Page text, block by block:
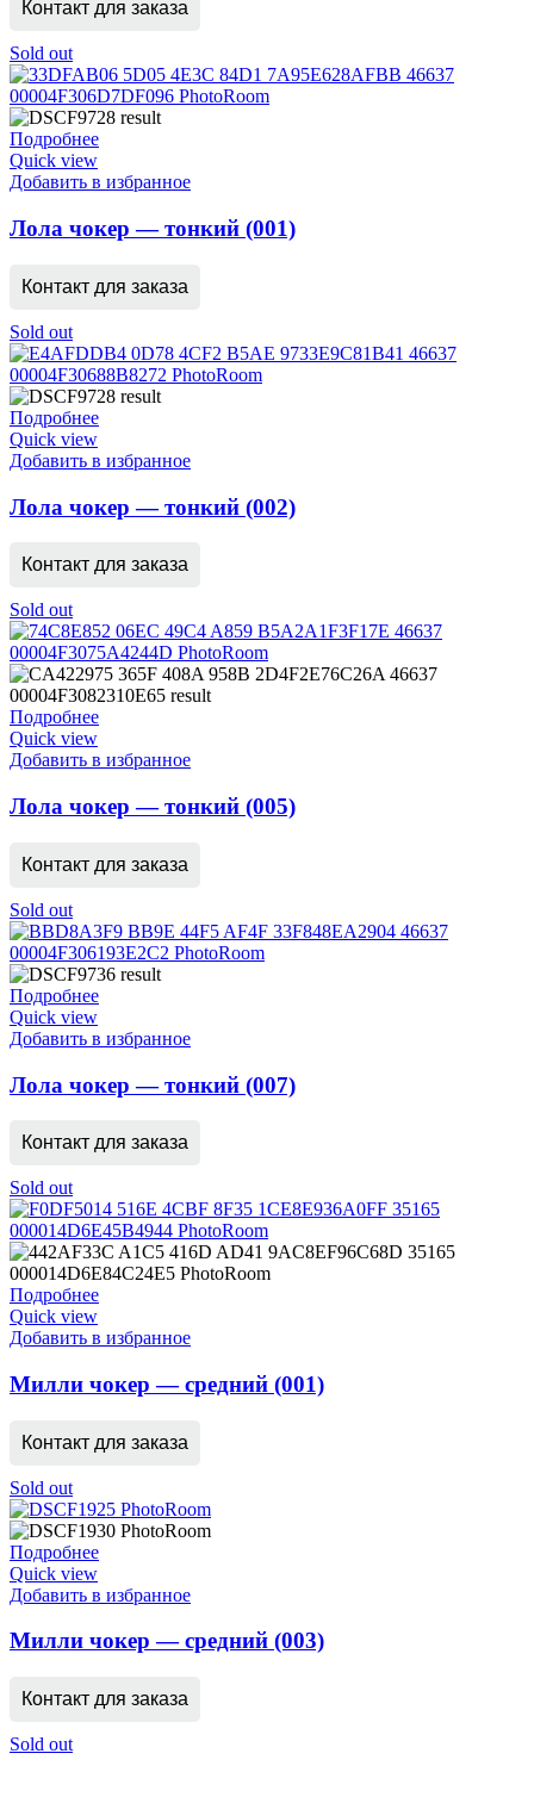
Контакт для заказа
Sold out
Подробнее
Quick view
Добавить в избранное
Лола чокер — тонкий (001)
Контакт для заказа
Sold out
Подробнее
Quick view
Добавить в избранное
Лола чокер — тонкий (002)
Контакт для заказа
Sold out
Подробнее
Quick view
Добавить в избранное
Лола чокер — тонкий (005)
Контакт для заказа
Sold out
Подробнее
Quick view
Добавить в избранное
Лола чокер — тонкий (007)
Контакт для заказа
Sold out
Подробнее
Quick view
Добавить в избранное
Милли чокер — средний (001)
Контакт для заказа
Sold out
Подробнее
Quick view
Добавить в избранное
Милли чокер — средний (003)
Контакт для заказа
Sold out